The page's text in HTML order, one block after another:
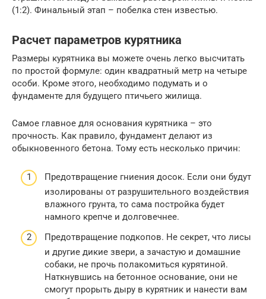
(1:2). Финальный этап – побелка стен известью.
Расчет параметров курятника
Размеры курятника вы можете очень легко высчитать
по простой формуле: один квадратный метр на четыре
особи. Кроме этого, необходимо подумать и о
фундаменте для будущего птичьего жилища.
Самое главное для основания курятника – это
прочность. Как правило, фундамент делают из
обыкновенного бетона. Тому есть несколько причин:
Предотвращение гниения досок. Если они будут
изолированы от разрушительного воздействия
влажного грунта, то сама постройка будет
намного крепче и долговечнее.
Предотвращение подкопов. Не секрет, что лисы
и другие дикие звери, а зачастую и домашние
собаки, не прочь полакомиться курятиной.
Наткнувшись на бетонное основание, они не
смогут прорыть дыру в курятник и нанести вам